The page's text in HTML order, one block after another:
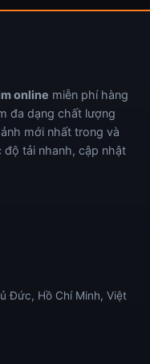
online miễn phí hàng
đa dạng chất lượng
mới nhất trong và
độ tải nhanh, cập nhật
Đức, Hồ Chí Minh, Việt